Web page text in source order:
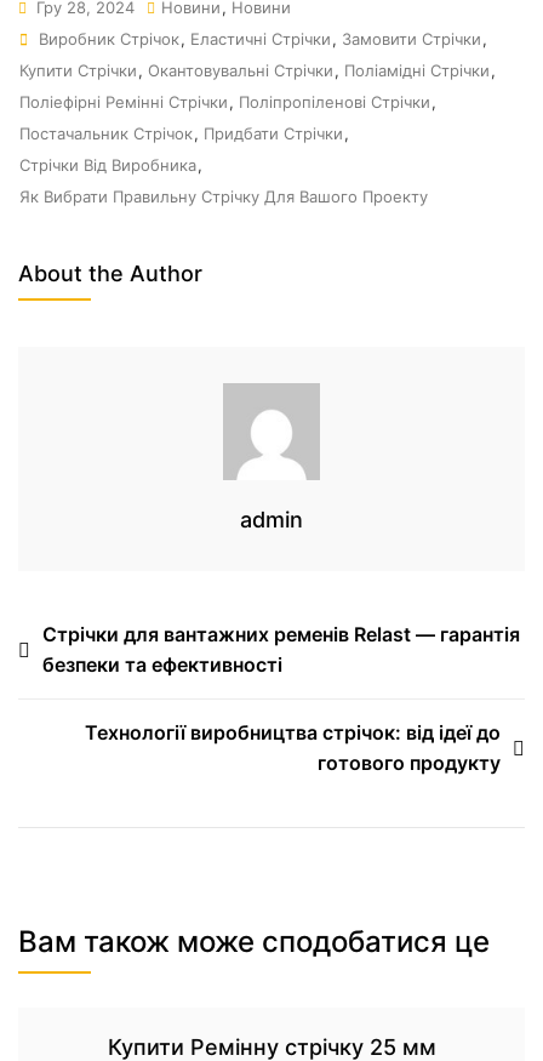
Гру 28, 2024 Новини, Новини
Виробник Стрічок, Еластичні Стрічки, Замовити Стрічки,
Купити Стрічки, Окантовувальні Стрічки, Поліамідні Стрічки,
Поліефірні Ремінні Стрічки, Поліпропіленові Стрічки,
Постачальник Стрічок, Придбати Стрічки,
Стрічки Від Виробника,
Як Вибрати Правильну Стрічку Для Вашого Проекту
About the Author
admin
Стрічки для вантажних ременів Relast — гарантія
безпеки та ефективності
Технології виробництва стрічок: від ідеї до
готового продукту
Вам також може сподобатися це
Купити Ремінну стрічку 25 мм